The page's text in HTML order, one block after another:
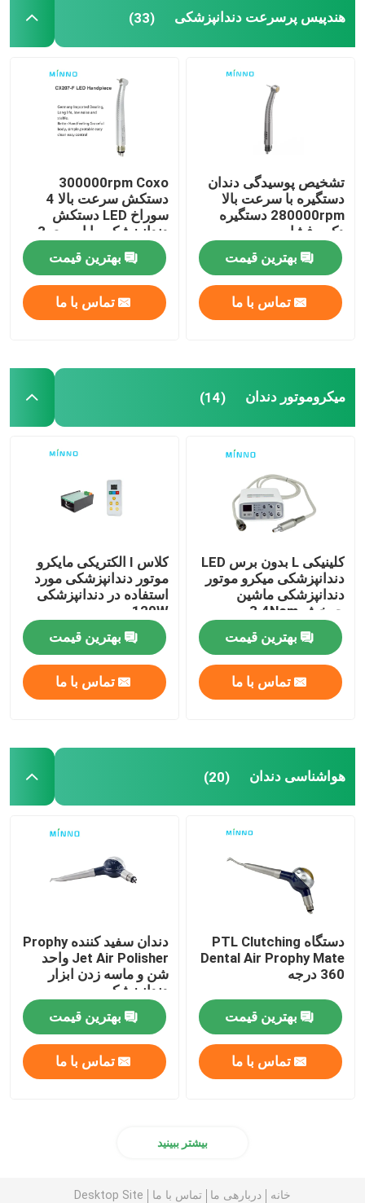
هندپیس پرسرعت دندانپزشکی (33)
تشخیص پوسیدگی دندان
دستگیره با سرعت بالا
280000rpm دستگیره
دکمه فشار
بهترین قیمت
تماس با ما
300000rpm Coxo
دستکش سرعت بالا 4
سوراخ LED دستکش
دندانپزشکی با اسپری 3
راه
بهترین قیمت
تماس با ما
میکروموتور دندان (14)
کلینیکی L بدون برس LED
دندانپزشکی میکرو موتور
دندانپزشکی ماشین
چرخش 3.4Ncm
بهترین قیمت
تماس با ما
کلاس I الکتریکی مایکرو
موتور دندانپزشکی مورد
استفاده در دندانپزشکی
120W
بهترین قیمت
تماس با ما
هواشناسی دندان (20)
دستگاه PTL Clutching
Dental Air Prophy Mate
360 درجه
بهترین قیمت
تماس با ما
دندان سفید کننده Prophy
Jet Air Polisher واحد
شن و ماسه زدن ابزار
دندانپزشکی
بهترین قیمت
تماس با ما
بیشتر ببینید
خانه دربارهی ما تماس با ما Desktop Site